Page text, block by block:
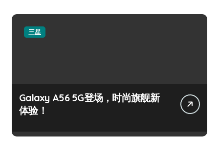
三星
Galaxy A56 5G登场，时尚旗舰新
体验！